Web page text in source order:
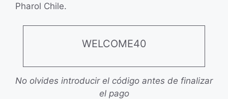
Pharol Chile.
WELCOME40
No olvides introducir el código antes de finalizar
el pago